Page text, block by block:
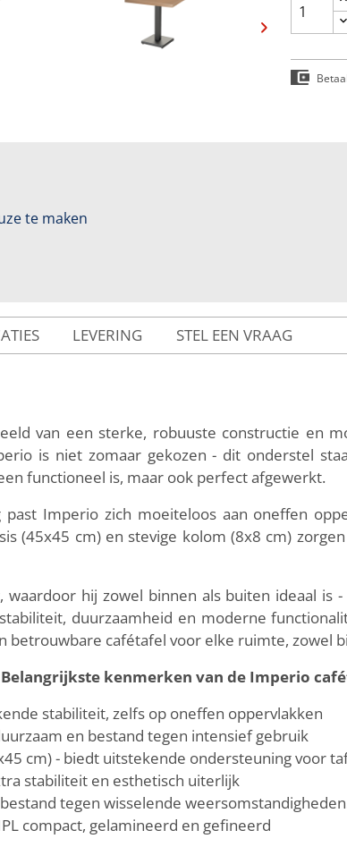
te maken
LEVERING STEL EEN VRAAG
van een sterke, robuuste constructie en
is niet zomaar gekozen - dit onderstel
functioneel is, maar ook perfect afgewerkt.
past Imperio zich moeiteloos aan oneffen
(45x45 cm) en stevige kolom (8x8 cm)
waardoor hij zowel binnen als buiten ideaal is
duurzaamheid en moderne
betrouwbare cafétafel voor elke ruimte, zowel
Belangrijkste kenmerken van de Imperio
stabiliteit, zelfs op oneffen oppervlakken
en bestand tegen intensief gebruik
cm) - biedt uitstekende ondersteuning voor
stabiliteit en esthetisch uiterlijk
tegen wisselende
compact, gelamineerd en gefineerd